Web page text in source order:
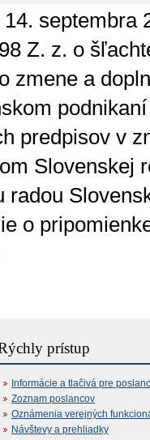
septembra
Z. z. o
zmene a
predpisov v
Slovenskej
radou
o
prístup
Informácie a tlačivá pre
Zoznam poslancov
Oznámenia verejných
Návštevy a prehliadky